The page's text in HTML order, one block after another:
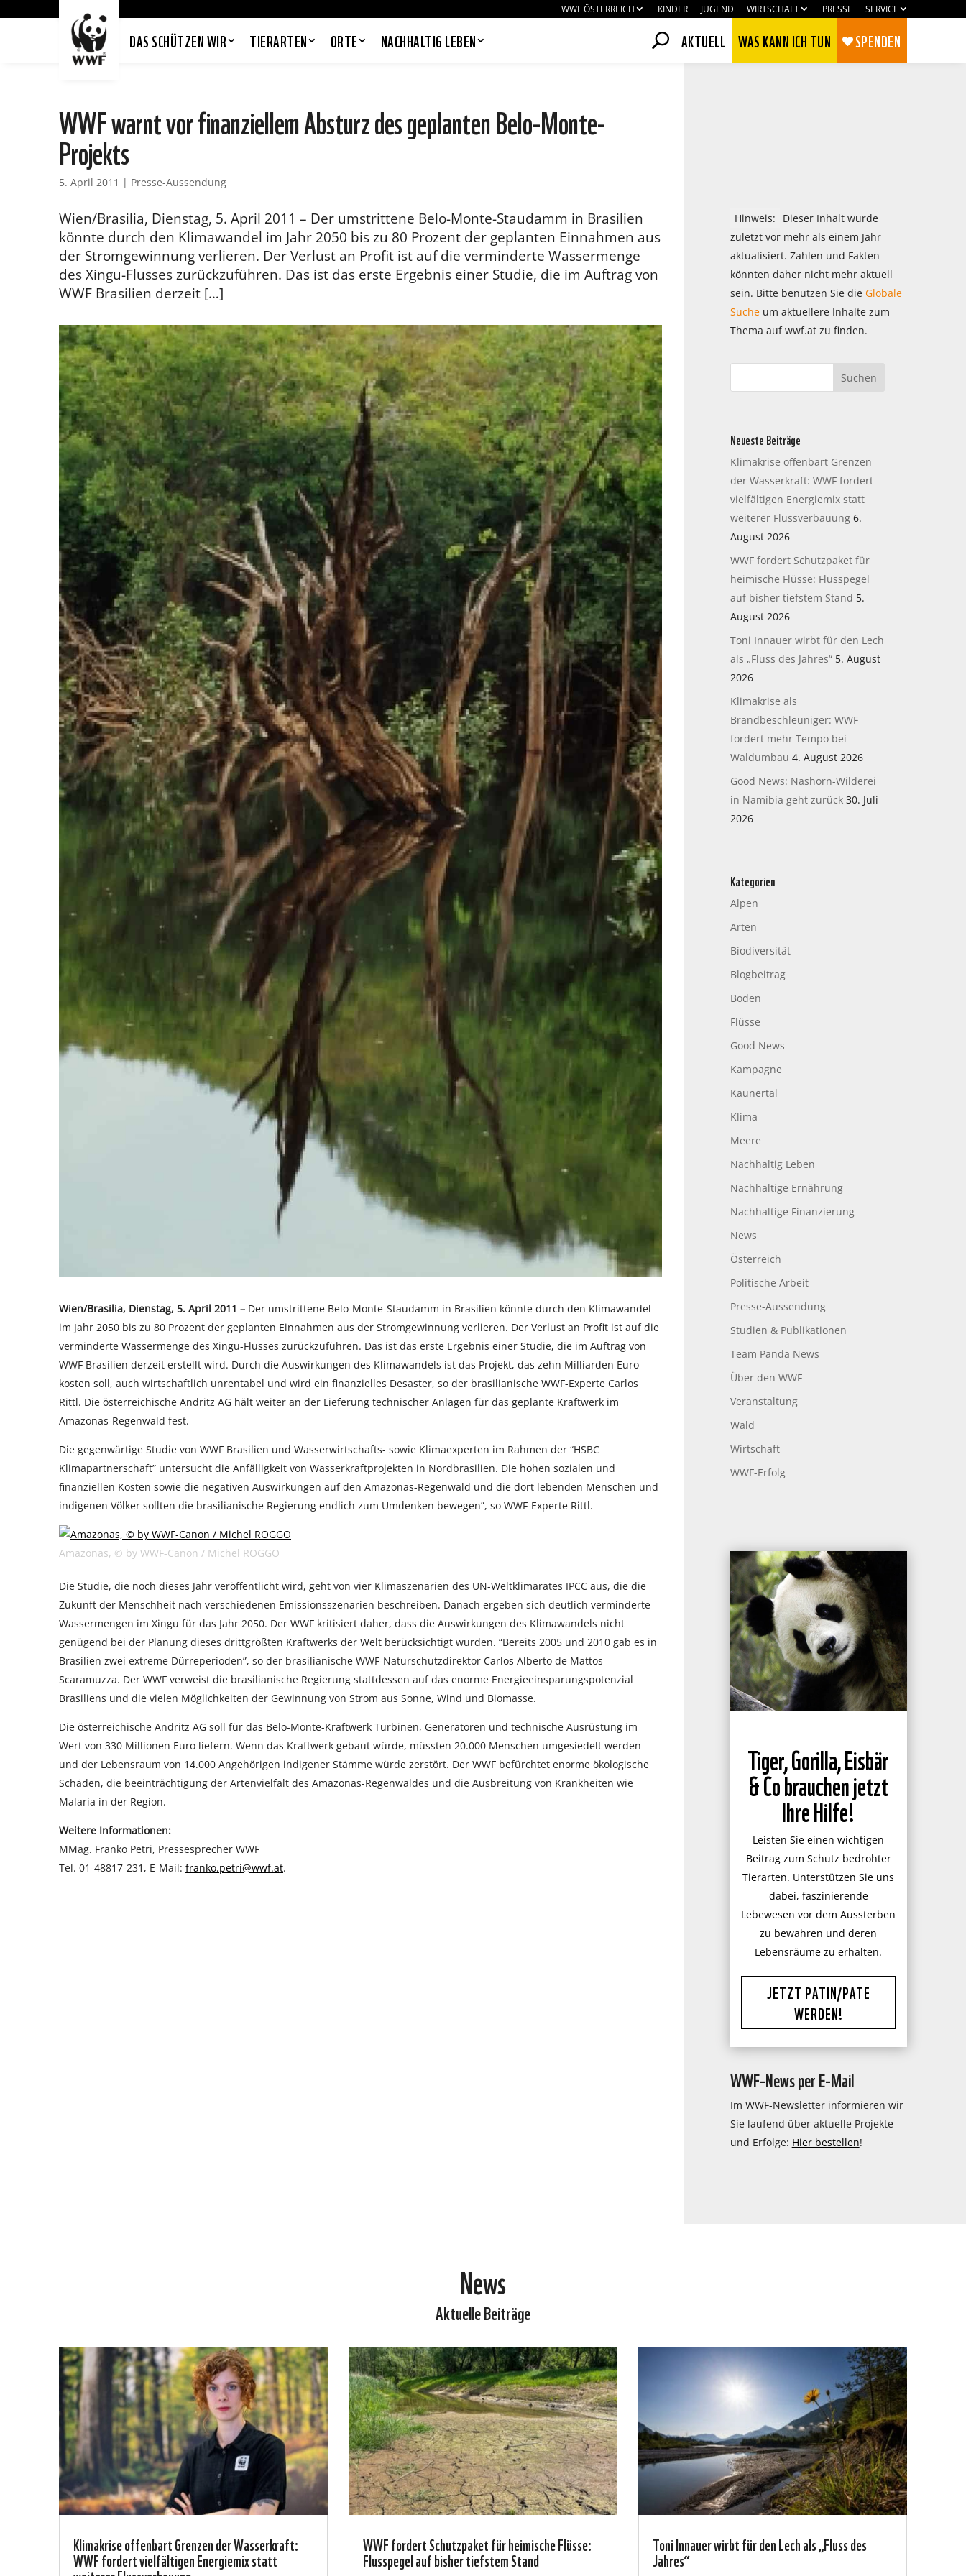
WWF ÖSTERREICH KINDER JUGEND WIRTSCHAFT PRESSE SERVICE
DAS SCHÜTZEN WIR TIERARTEN ORTE NACHHALTIG LEBEN AKTUELL WAS KANN ICH TUN SPENDEN
WWF warnt vor finanziellem Absturz des geplanten Belo-Monte-
Projekts
5. April 2011 | Presse-Aussendung
Wien/Brasilia, Dienstag, 5. April 2011 – Der umstrittene Belo-Monte-Staudamm in Brasilien
könnte durch den Klimawandel im Jahr 2050 bis zu 80 Prozent der geplanten Einnahmen aus
der Stromgewinnung verlieren. Der Verlust an Profit ist auf die verminderte Wassermenge
des Xingu-Flusses zurückzuführen. Das ist das erste Ergebnis einer Studie, die im Auftrag von
WWF Brasilien derzeit […]
Wien/Brasilia, Dienstag, 5. April 2011 – Der umstrittene Belo-Monte-Staudamm in Brasilien könnte durch den Klimawandel
im Jahr 2050 bis zu 80 Prozent der geplanten Einnahmen aus der Stromgewinnung verlieren. Der Verlust an Profit ist auf die
verminderte Wassermenge des Xingu-Flusses zurückzuführen. Das ist das erste Ergebnis einer Studie, die im Auftrag von
WWF Brasilien derzeit erstellt wird. Durch die Auswirkungen des Klimawandels ist das Projekt, das zehn Milliarden Euro
kosten soll, auch wirtschaftlich unrentabel und wird ein finanzielles Desaster, so der brasilianische WWF-Experte Carlos
Rittl. Die österreichische Andritz AG hält weiter an der Lieferung technischer Anlagen für das geplante Kraftwerk im
Amazonas-Regenwald fest.
Die gegenwärtige Studie von WWF Brasilien und Wasserwirtschafts- sowie Klimaexperten im Rahmen der “HSBC
Klimapartnerschaft” untersucht die Anfälligkeit von Wasserkraftprojekten in Nordbrasilien. Die hohen sozialen und
finanziellen Kosten sowie die negativen Auswirkungen auf den Amazonas-Regenwald und die dort lebenden Menschen und
indigenen Völker sollten die brasilianische Regierung endlich zum Umdenken bewegen”, so WWF-Experte Rittl.
Amazonas, © by WWF-Canon / Michel ROGGO
Die Studie, die noch dieses Jahr veröffentlicht wird, geht von vier Klimaszenarien des UN-Weltklimarates IPCC aus, die die
Zukunft der Menschheit nach verschiedenen Emissionsszenarien beschreiben. Danach ergeben sich deutlich verminderte
Wassermengen im Xingu für das Jahr 2050. Der WWF kritisiert daher, dass die Auswirkungen des Klimawandels nicht
genügend bei der Planung dieses drittgrößten Kraftwerks der Welt berücksichtigt wurden. “Bereits 2005 und 2010 gab es in
Brasilien zwei extreme Dürreperioden”, so der brasilianische WWF-Naturschutzdirektor Carlos Alberto de Mattos
Scaramuzza. Der WWF verweist die brasilianische Regierung stattdessen auf das enorme Energieeinsparungspotenzial
Brasiliens und die vielen Möglichkeiten der Gewinnung von Strom aus Sonne, Wind und Biomasse.
Die österreichische Andritz AG soll für das Belo-Monte-Kraftwerk Turbinen, Generatoren und technische Ausrüstung im
Wert von 330 Millionen Euro liefern. Wenn das Kraftwerk gebaut würde, müssten 20.000 Menschen umgesiedelt werden
und der Lebensraum von 14.000 Angehörigen indigener Stämme würde zerstört. Der WWF befürchtet enorme ökologische
Schäden, die beeinträchtigung der Artenvielfalt des Amazonas-Regenwaldes und die Ausbreitung von Krankheiten wie
Malaria in der Region.
Weitere Informationen:
MMag. Franko Petri, Pressesprecher WWF
Tel. 01-48817-231, E-Mail: franko.petri@wwf.at.
Hinweis:
Dieser Inhalt wurde
zuletzt vor mehr als einem Jahr
aktualisiert. Zahlen und Fakten
könnten daher nicht mehr aktuell
sein. Bitte benutzen Sie die Globale
Sucheum aktuellere Inhalte zum
Thema auf wwf.at zu finden.
Neueste Beiträge
Klimakrise offenbart Grenzen
der Wasserkraft: WWF fordert
vielfältigen Energiemix statt
weiterer Flussverbauung 6.
August 2026
WWF fordert Schutzpaket für
heimische Flüsse: Flusspegel
auf bisher tiefstem Stand 5.
August 2026
Toni Innauer wirbt für den Lech
als „Fluss des Jahres“ 5. August
2026
Klimakrise als
Brandbeschleuniger: WWF
fordert mehr Tempo bei
Waldumbau 4. August 2026
Good News: Nashorn-Wilderei
in Namibia geht zurück 30. Juli
2026
Kategorien
Alpen
Arten
Biodiversität
Blogbeitrag
Boden
Flüsse
Good News
Kampagne
Kaunertal
Klima
Meere
Nachhaltig Leben
Nachhaltige Ernährung
Nachhaltige Finanzierung
News
Österreich
Politische Arbeit
Presse-Aussendung
Studien & Publikationen
Team Panda News
Über den WWF
Veranstaltung
Wald
Wirtschaft
WWF-Erfolg
Tiger, Gorilla, Eisbär
& Co brauchen jetzt
Ihre Hilfe!
Leisten Sie einen wichtigen
Beitrag zum Schutz bedrohter
Tierarten. Unterstützen Sie uns
dabei, faszinierende
Lebewesen vor dem Aussterben
zu bewahren und deren
Lebensräume zu erhalten.
JETZT PATIN/PATE
WERDEN!
WWF-News per E-Mail
Im WWF-Newsletter informieren wir
Sie laufend über aktuelle Projekte
und Erfolge: Hier bestellen!
News
Aktuelle Beiträge
Klimakrise offenbart Grenzen der Wasserkraft:
WWF fordert vielfältigen Energiemix statt
WWF fordert Schutzpaket für heimische Flüsse:
Flusspegel auf bisher tiefstem Stand
Toni Innauer wirbt für den Lech als „Fluss des
Jahres“
Website. Infos dazu findest du in unserer
Datenschutzerklärung. Unter
Einstellungen
kannst du verwalten,
welche Art von Cookies gesetzt werden.
Deine Auswahl kannst du über den
entsprechenden Link im Footer der
Ablehnen